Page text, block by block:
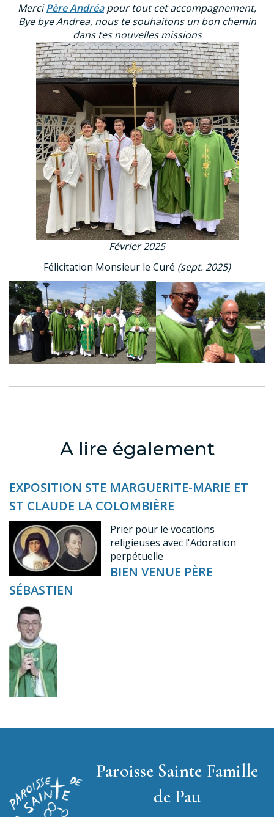
MerciPère Andréapour tout cet accompagnement,
Bye bye Andrea, nous te souhaitons un bon chemin
dans tes nouvelles missions
Février 2025
Félicitation Monsieur le Curé (sept. 2025)
A lire également
EXPOSITION STE MARGUERITE-MARIE ET
ST CLAUDE LA COLOMBIÈRE
Prier pour le vocations
religieuses avec l'Adoration
perpétuelle
BIEN VENUE PÈRE
SÉBASTIEN
Paroisse Sainte Famille
de Pau